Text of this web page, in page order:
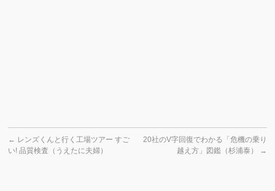
← レンズくんと行く工場ツアー すご
い! 品質検査（うえたに夫婦）
20社のV字回復でわかる「危機の乗り
越え方」図鑑（杉浦泰）
→